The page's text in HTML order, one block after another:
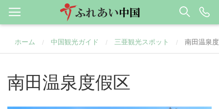
ホーム / 中国観光ガイド / 三亜観光スポット / 南田温泉
南田温泉度假区